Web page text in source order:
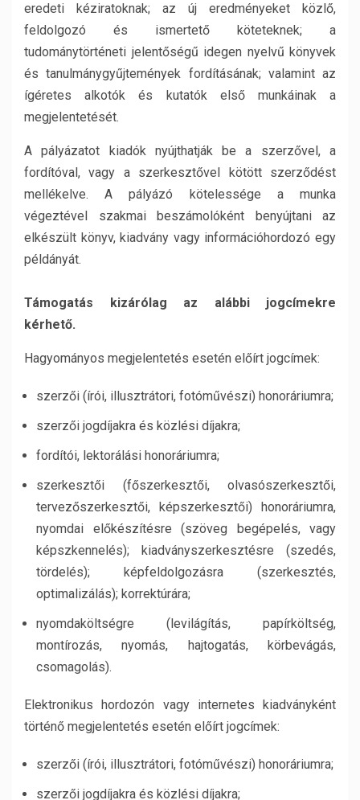
eredeti kéziratoknak; az új eredményeket közlő,
feldolgozó és ismertető köteteknek; a
tudománytörténeti jelentőségű idegen nyelvű könyvek
és tanulmánygyűjtemények fordításának; valamint az
ígéretes alkotók és kutatók első munkáinak a
megjelentetését.
A pályázatot kiadók nyújthatják be a szerzővel, a
fordítóval, vagy a szerkesztővel kötött szerződést
mellékelve. A pályázó kötelessége a munka
végeztével szakmai beszámolóként benyújtani az
elkészült könyv, kiadvány vagy információhordozó egy
példányát.
Támogatás kizárólag az alábbi jogcímekre
kérhető.
Hagyományos megjelentetés esetén előírt jogcímek:
szerzői (írói, illusztrátori, fotóművészi) honoráriumra;
szerzői jogdíjakra és közlési díjakra;
fordítói, lektorálási honoráriumra;
szerkesztői (főszerkesztői, olvasószerkesztői,
tervezőszerkesztői, képszerkesztői) honoráriumra,
nyomdai előkészítésre (szöveg begépelés, vagy
képszkennelés); kiadványszerkesztésre (szedés,
tördelés); képfeldolgozásra (szerkesztés,
optimalizálás); korrektúrára;
nyomdaköltségre (levilágítás, papírköltség,
montírozás, nyomás, hajtogatás, körbevágás,
csomagolás).
Elektronikus hordozón vagy internetes kiadványként
történő megjelentetés esetén előírt jogcímek:
szerzői (írói, illusztrátori, fotóművészi) honoráriumra;
szerzői jogdíjakra és közlési díjakra;